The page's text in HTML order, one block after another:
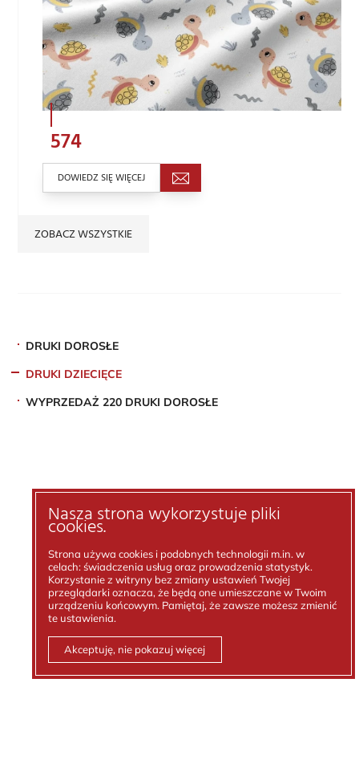
574
DOWIEDZ SIĘ WIĘCEJ
ZOBACZ WSZYSTKIE
DRUKI DOROSŁE
DRUKI DZIECIĘCE
WYPRZEDAŻ 220 DRUKI DOROSŁE
Nasza strona wykorzystuje pliki
cookies.
Strona używa cookies i podobnych technologii m.in. w
celach: świadczenia usług oraz prowadzenia statystyk.
Korzystanie z witryny bez zmiany ustawień Twojej
przeglądarki oznacza, że będą one umieszczane w Twoim
urządzeniu końcowym. Pamiętaj, że zawsze możesz zmienić
te ustawienia.
Akceptuję, nie pokazuj więcej